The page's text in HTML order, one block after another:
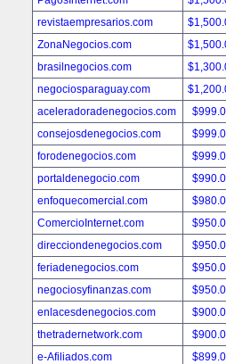
revistaempresarios.com
ZonaNegocios.com
brasilnegocios.com
negociosparaguay.com
aceleradoradenegocios.com
consejosdenegocios.com
forodenegocios.com
portaldenegocio.com
enfoquecomercial.com
ComercioInternet.com
direcciondenegocios.com
feriadenegocios.com
negociosyfinanzas.com
enlacesdenegocios.com
thetradernetwork.com
e-Afiliados.com